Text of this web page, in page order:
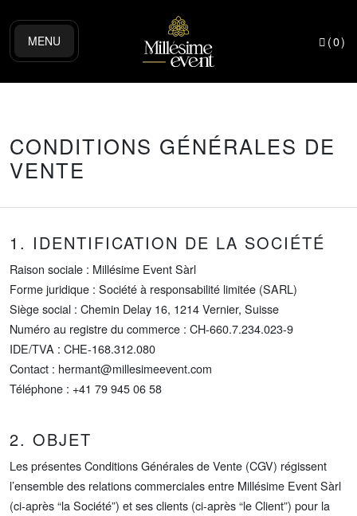
MENU (0)
CONDITIONS GÉNÉRALES DE
VENTE
1. IDENTIFICATION DE LA SOCIÉTÉ
Raison sociale : Millésime Event Sàrl
Forme juridique : Société à responsabilité limitée (SARL)
Siège social : Chemin Delay 16, 1214 Vernier, Suisse
Numéro au registre du commerce : CH-660.7.234.023-9
IDE/TVA : CHE-168.312.080
Contact : hermant@millesimeevent.com
Téléphone : +41 79 945 06 58
2. OBJET
Les présentes Conditions Générales de Vente (CGV) régissent
l’ensemble des relations commerciales entre Millésime Event Sàrl
(ci-après “la Société”) et ses clients (ci-après “le Client”) pour la